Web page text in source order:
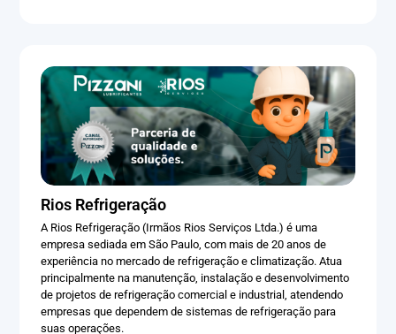
Rios Refrigeração
A Rios Refrigeração (Irmãos Rios Serviços Ltda.) é uma
empresa sediada em São Paulo, com mais de 20 anos de
experiência no mercado de refrigeração e climatização. Atua
principalmente na manutenção, instalação e desenvolvimento
de projetos de refrigeração comercial e industrial, atendendo
empresas que dependem de sistemas de refrigeração para
suas operações.